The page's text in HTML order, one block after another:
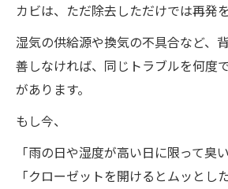
カビは、ただ除去しただけでは再発
湿気の供給源や換気の不具合など、
善しなければ、同じトラブルを何度
があります。
もし今、
「雨の日や湿度が高い日に限って臭
「クローゼットを開けるとムッとし